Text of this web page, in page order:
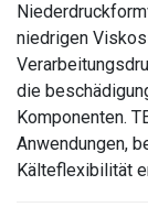
niedrigen
die
Komponenten.
Anwendungen,
Kälteflexibilität